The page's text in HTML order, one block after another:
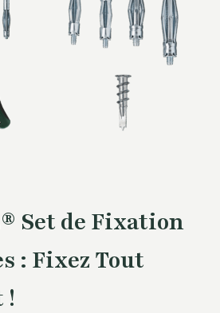
Set de Fixation
: Fixez Tout
!